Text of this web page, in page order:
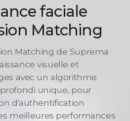
faciale
Matching
Matching de Suprema
visuelle et
avec un algorithme
unique, pour
d'authentification
meilleures performances